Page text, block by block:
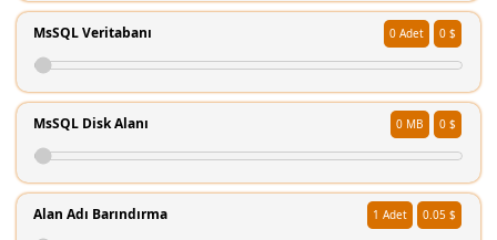
MsSQL Veritabanı 0 0 $
MsSQL Disk Alanı 0 0 $
Alan Adı Barındırma 1 0.05 $